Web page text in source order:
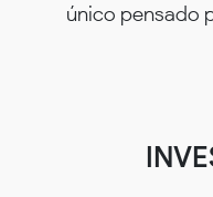
único pensado